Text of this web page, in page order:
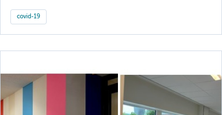
covid-19